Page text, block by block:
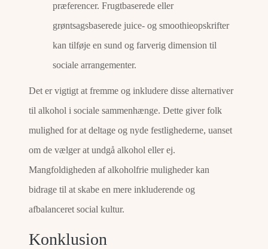
præferencer. Frugtbaserede eller
grøntsagsbaserede juice- og smoothieopskrifter
kan tilføje en sund og farverig dimension til
sociale arrangementer.
Det er vigtigt at fremme og inkludere disse alternativer
til alkohol i sociale sammenhænge. Dette giver folk
mulighed for at deltage og nyde festlighederne, uanset
om de vælger at undgå alkohol eller ej.
Mangfoldigheden af ​​alkoholfrie muligheder kan
bidrage til at skabe en mere inkluderende og
afbalanceret social kultur.
Konklusion